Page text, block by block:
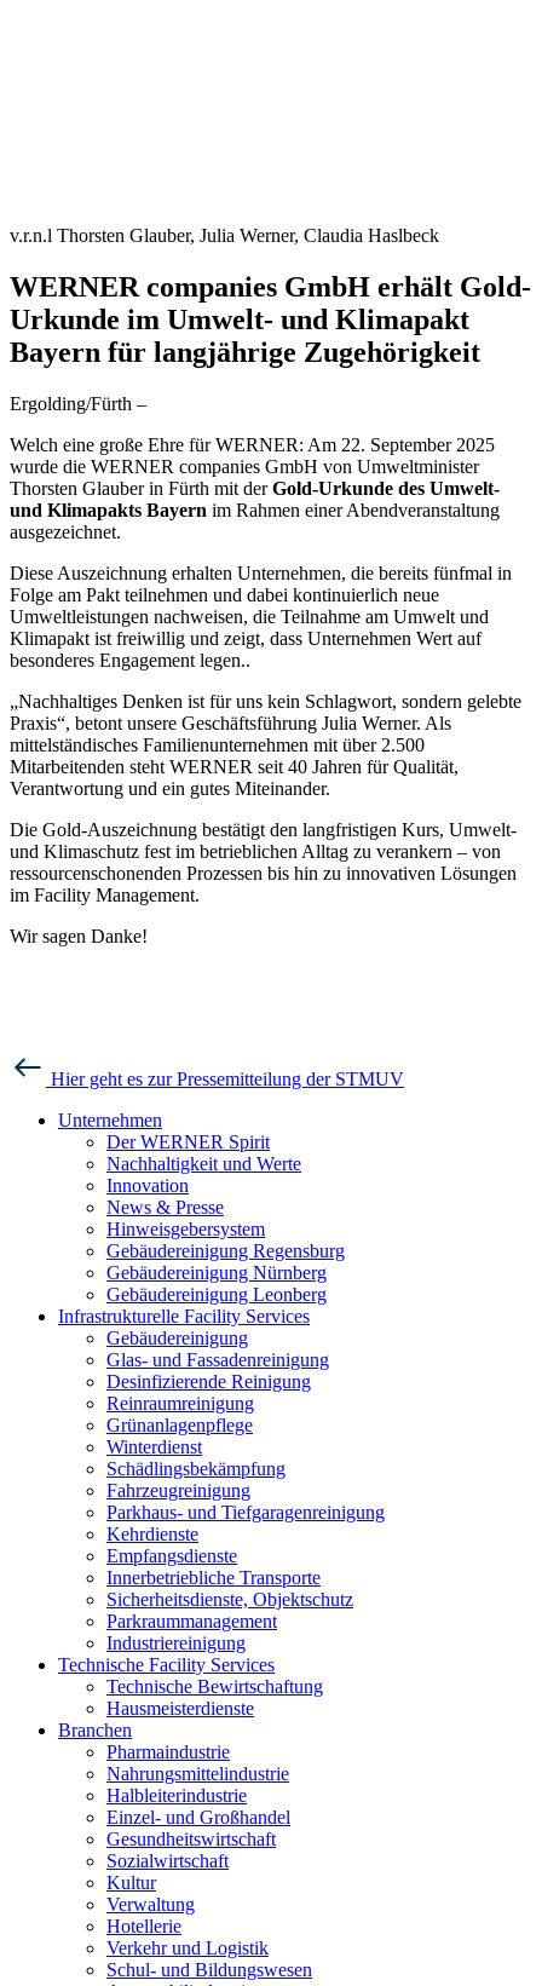
v.r.n.l Thorsten Glauber, Julia Werner, Claudia Haslbeck
WERNER companies GmbH erhält Gold-
Urkunde im Umwelt- und Klimapakt
Bayern für langjährige Zugehörigkeit
Ergolding/Fürth –
Welch eine große Ehre für WERNER: Am 22. September 2025
wurde die WERNER companies GmbH von Umweltminister
Thorsten Glauber in Fürth mit derGold-Urkunde des Umwelt-
und Klimapakts Bayern im Rahmen einer Abendveranstaltung
ausgezeichnet.
Diese Auszeichnung erhalten Unternehmen, die bereits fünfmal in
Folge am Pakt teilnehmen und dabei kontinuierlich neue
Umweltleistungen nachweisen, die Teilnahme am Umwelt und
Klimapakt ist freiwillig und zeigt, dass Unternehmen Wert auf
besonderes Engagement legen..
„Nachhaltiges Denken ist für uns kein Schlagwort, sondern gelebte
Praxis“, betont unsere Geschäftsführung Julia Werner. Als
mittelständisches Familienunternehmen mit über 2.500
Mitarbeitenden steht WERNER seit 40 Jahren für Qualität,
Verantwortung und ein gutes Miteinander.
Die Gold-Auszeichnung bestätigt den langfristigen Kurs, Umwelt-
und Klimaschutz fest im betrieblichen Alltag zu verankern – von
ressourcenschonenden Prozessen bis hin zu innovativen Lösungen
im Facility Management.
Wir sagen Danke!
Hier geht es zur Pressemitteilung der STMUV
Unternehmen
Der WERNER Spirit
Nachhaltigkeit und Werte
Innovation
News & Presse
Hinweisgebersystem
Gebäudereinigung Regensburg
Gebäudereinigung Nürnberg
Gebäudereinigung Leonberg
Infrastrukturelle Facility Services
Gebäudereinigung
Glas- und Fassadenreinigung
Desinfizierende Reinigung
Reinraumreinigung
Grünanlagenpflege
Winterdienst
Schädlingsbekämpfung
Fahrzeugreinigung
Parkhaus- und Tiefgaragenreinigung
Kehrdienste
Empfangsdienste
Innerbetriebliche Transporte
Sicherheitsdienste, Objektschutz
Parkraummanagement
Industriereinigung
Technische Facility Services
Technische Bewirtschaftung
Hausmeisterdienste
Branchen
Pharmaindustrie
Nahrungsmittelindustrie
Halbleiterindustrie
Einzel- und Großhandel
Gesundheitswirtschaft
Sozialwirtschaft
Kultur
Verwaltung
Hotellerie
Verkehr und Logistik
Schul- und Bildungswesen